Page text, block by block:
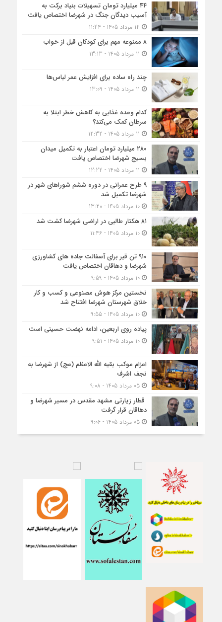
۴۴ میلیارد تومان تسهیلات بنیاد برکت به
آسیب دیدگان جنگ در شهرضا اختصاص یافت
۸ ممنوعه مهم برای کودکان قبل از خواب
چند راه ساده برای افزایش عمر لباس‌ها
کدام وعده غذایی به کاهش خطر ابتلا به
سرطان کمک می‌کند؟
۲۸۰ میلیارد تومان اعتبار به تکمیل میدان
بسیج شهرضا اختصاص یافت
۹ طرح عمرانی در دوره ششم شوراهای شهر در
شهرضا تکمیل شد
10 مرداد 1405 - 13:20
۸۱ هکتار طالبی در اراضی شهرضا کشت شد
10 مرداد 1405 - 11:46
۹۱۰ تن قیر برای آسفالت جاده های کشاورزی
شهرضا و دهاقان اختصاص یافت
10 مرداد 1405 - 9:59
نخستین مرکز هوش مصنوعی و کسب‌ و کار
خلاق شهرستان شهرضا افتتاح شد
10 مرداد 1405 - 9:55
پیاده روی اربعین، ادامه نهضت حسینی است
10 مرداد 1405 - 9:51
اعزام موکب بقیه الله الاعظم (عج) از شهرضا به
نجف اشرف
05 مرداد 1405 - 9:08
قطار زیارتی مشهد مقدس در مسیر شهرضا و
دهاقان قرار گرفت
05 مرداد 1405 - 9:06